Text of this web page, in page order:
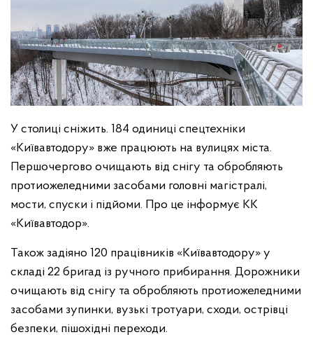
У столиці сніжить. 184 одиниці спецтехніки
«Київавтодору» вже працюють на вулицях міста.
Першочергово очищають від снігу та обробляють
протиожеледними засобами головні магістралі,
мости, спуски і підйоми. Про це інформує КК
«Київавтодор».
Також задіяно 120 працівників «Київавтодору» у
складі 22 бригад із ручного прибирання. Дорожники
очищають від снігу та обробляють протиожеледними
засобами зупинки, вузькі тротуари, сходи, острівці
безпеки, пішохідні переходи.